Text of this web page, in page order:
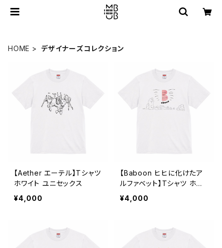
HOME デザイナーズコレクション
【Aether エーテル】Tシャツ
ホワイト ユニセックス
¥4,000
【Baboon ヒヒに化けたア
ルファベット】Tシャツ ホワ
イト ユニセックス
¥4,000